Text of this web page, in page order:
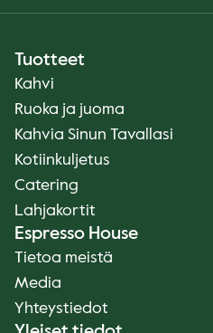
Tuotteet
Kahvi
Ruoka ja juoma
Kahvia Sinun Tavallasi
Kotiinkuljetus
Catering
Lahjakortit
Espresso House
Tietoa meistä
Media
Yhteystiedot